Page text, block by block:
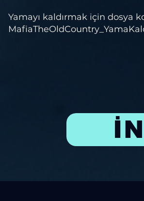
Yamayı kaldırmak için dosya